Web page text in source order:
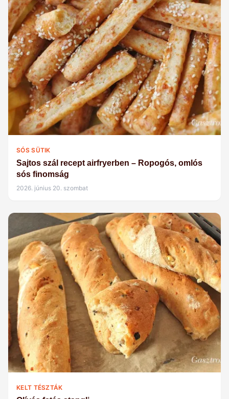
SÓS SÜTIK
Sajtos szál recept airfryerben – Ropogós, omlós
sós finomság
2026. június 20. szombat
KELT TÉSZTÁK